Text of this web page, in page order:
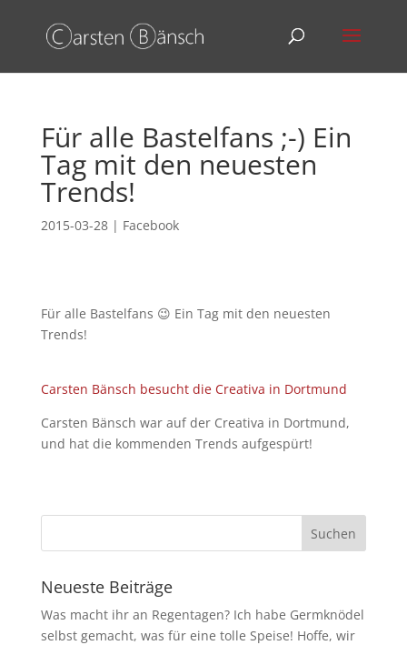
Für alle Bastelfans ;-) Ein
Tag mit den neuesten
Trends!
2015-03-28| Facebook
Für alle Bastelfans 😉 Ein Tag mit den neuesten
Trends!
Carsten Bänsch besucht die Creativa in Dortmund
Carsten Bänsch war auf der Creativa in Dortmund,
und hat die kommenden Trends aufgespürt!
Neueste Beiträge
Was macht ihr an Regentagen? Ich habe Germknödel
selbst gemacht, was für eine tolle Speise! Hoffe, wir